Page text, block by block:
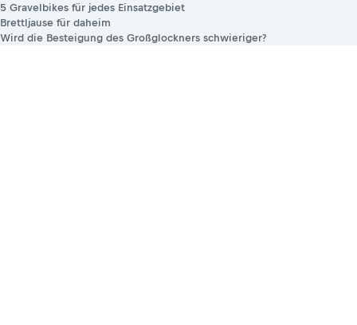
5 Gravelbikes für jedes Einsatzgebiet
Brettljause für daheim
Wird die Besteigung des Großglockners schwieriger?